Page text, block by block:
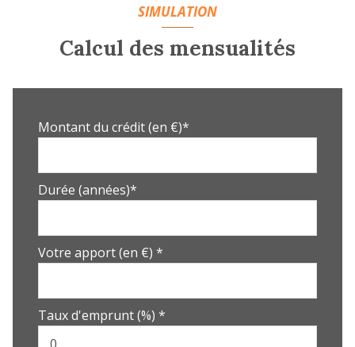
SIMULATION
Calcul des mensualités
Montant du crédit (en €)*
Durée (années)*
Votre apport (en €) *
Taux d'emprunt (%) *